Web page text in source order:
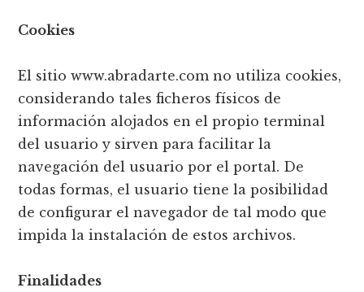
Cookies
El sitio www.abradarte.com no utiliza cookies,
considerando tales ficheros físicos de
información alojados en el propio terminal
del usuario y sirven para facilitar la
navegación del usuario por el portal. De
todas formas, el usuario tiene la posibilidad
de configurar el navegador de tal modo que
impida la instalación de estos archivos.
Finalidades